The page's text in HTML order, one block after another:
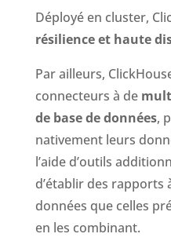
Déployé en cluster,
résilience et haute
Par ailleurs,
connecteurs à de
de base de données,
nativement leurs
l’aide d’outils
d’établir des rapports
données que celles
en les combinant.